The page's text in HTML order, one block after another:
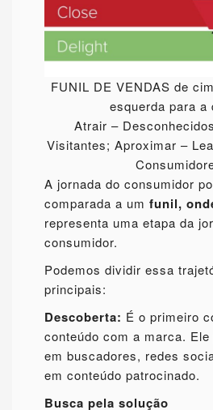
FUNIL DE VENDAS de
esquerda para a
Atrair –
Visitantes; Aproximar –
A jornada do consumidor
comparada a um funil,
representa uma etapa da
consumidor.
Podemos dividir essa
principais:
Descoberta: É o primeiro
conteúdo com a marca.
em buscadores, redes
em conteúdo patrocinado.
Busca pela solução